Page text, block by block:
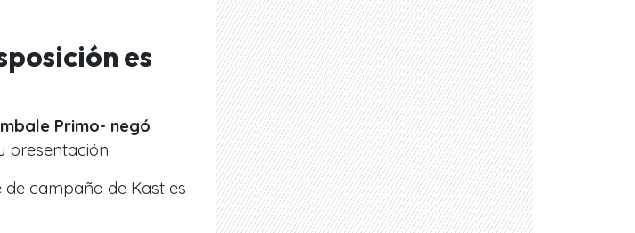
es
Primo- negó
presentación.
de campaña de Kast es